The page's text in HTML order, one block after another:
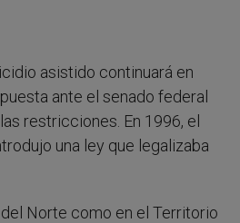
asistido continuará en
ante el senado federal
restricciones. En 1996, el
una ley que legalizaba
Norte como en el Territorio